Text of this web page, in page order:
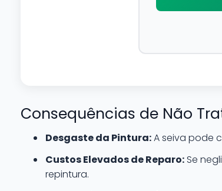
Consequências de Não
Desgaste da Pintura:A seiva pode
Custos Elevados de Reparo: Se
repintura.